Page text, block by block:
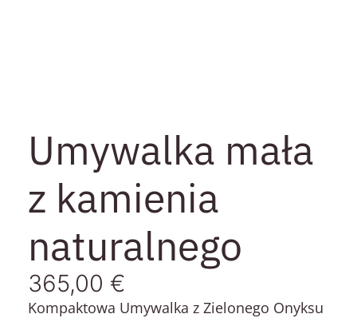
Umywalka mała
z kamienia
naturalnego
365,00 €
Kompaktowa Umywalka z Zielonego Onyksu